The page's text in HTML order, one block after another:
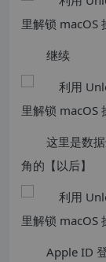
继续
这里是数
角的【以后】
Apple ID